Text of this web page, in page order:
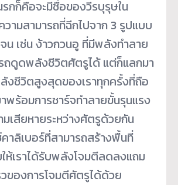
กก็คือจะมีชื่อของวีรบุรุษใน
ามสามารถที่ฉีกไปจาก 3 รูปแบบ
น เช่น ง้าวกวนอู ที่มีพลังทำลาย
ถดูดพลังชีวิตศัตรูได้ แต่ก็แลกมา
งชีวิตสูงสุดของเราทุกครั้งที่ถือ
พร้อมการชาร์จทำลายขั้นรุนแรง
เสียหายระหว่างศัตรูด้วยกัน
าลิเบอร์ที่สามารถสร้างพื้นที่
ห้เราได้รับพลังโจมตีลดลงแถม
ของการโจมตีศัตรูได้ด้วย